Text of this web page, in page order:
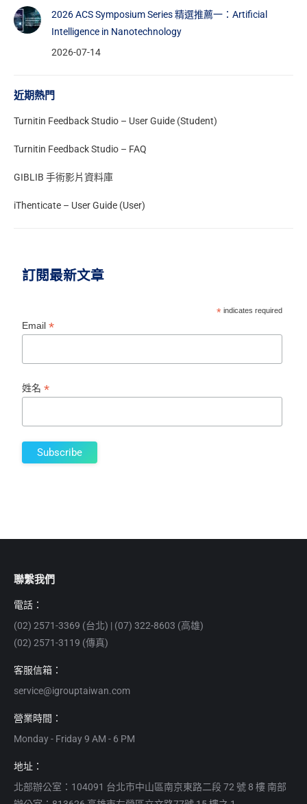
蒙那許大學圖書館
蒙那許大學創校於1958年，憑藉其卓越的科研成果和優異的
的綜合型大學。學校設立八個圖書館，藏書超過260萬冊。
Eight)。
圖片來源：Monash University FB
2026 ACS Symposium Series 精選推薦一：Artificial
Intelligence in Nanotechnology
2026-07-14
近期熱門
Turnitin Feedback Studio – User Guide (Student)
Turnitin Feedback Studio – FAQ
GIBLIB 手術影片資料庫
iThenticate – User Guide (User)
訂閱最新文章
* indicates required
Email*
姓名*
聯繫我們
電話：
(02) 2571-3369 (台北) | (07) 322-8603 (高雄)
(02) 2571-3119 (傳真)
客服信箱：
service@igrouptaiwan.com
營業時間：
Monday - Friday 9 AM - 6 PM
地址：
北部辦公室：104091 台北市中山區南京東路二段 72 號 8 樓 南部